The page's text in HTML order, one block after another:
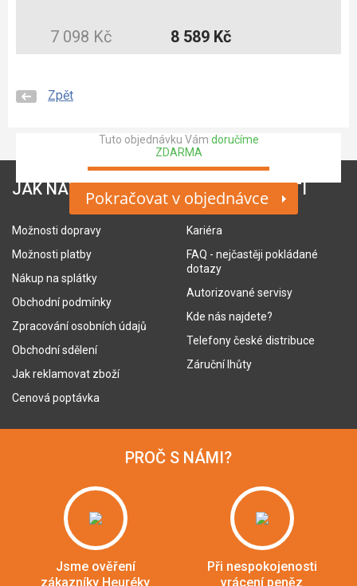
7 098 Kč 8 589 Kč
Zpět
Tuto objednávku Vám doručíme
ZDARMA
Pokračovat v objednávce
JAK NAKUPOVAT
Možnosti dopravy
Možnosti platby
Nákup na splátky
Obchodní podmínky
Zpracování osobních údajů
Obchodní sdělení
Jak reklamovat zboží
Cenová poptávka
O SPOLEČNOSTI
Kariéra
FAQ - nejčastěji pokládané
dotazy
Autorizované servisy
Kde nás najdete?
Telefony české distribuce
Záruční lhůty
PROČ S NÁMI?
Jsme ověření
zákazníky Heuréky
Při nespokojenosti
vrácení peněz